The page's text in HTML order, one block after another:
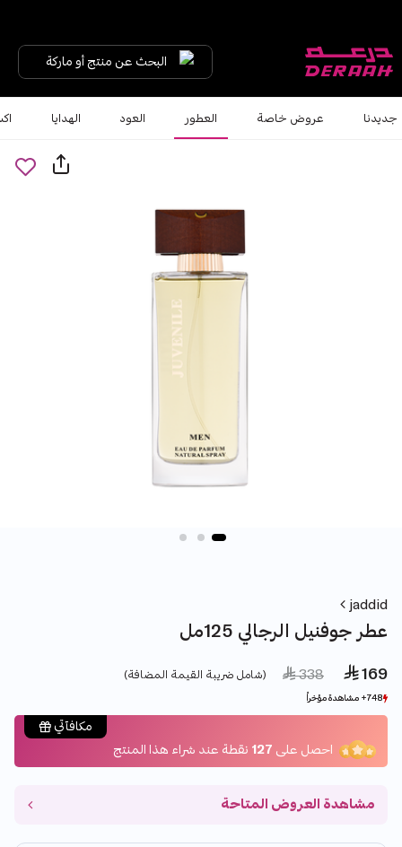
البحث عن منتج أو ماركة
جديدنا عروض خاصة العطور العود الهدايا
jaddid
عطر جوفنيل الرجالي 125مل
 169
Price reduced from
 338
to (شامل ضريبة القيمة المضافة)
748+ مشاهدة مؤخراً
1348+ بيع مؤخراً
748+ مشاهدة مؤخراً
1348+ بيع مؤخراً
مكافآتي
احصل على 127 نقطة عند شراء هذا المنتج
مشاهدة العروض المتاحة